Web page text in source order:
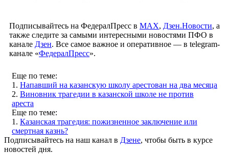
Подписывайтесь на ФедералПресс в МАХ, Дзен.Новости, а
также следите за самыми интересными новостями ПФО в
канале Дзен. Все самое важное и оперативное — в telegram-
канале «ФедералПресс».
Еще по теме:
1. Напавший на казанскую школу арестован на два месяца
2. Виновник трагедии в казанской школе не против
ареста
Еще по теме:
1. Казанская трагедия: пожизненное заключение или
смертная казнь?
Подписывайтесь на наш канал в Дзене, чтобы быть в курсе
новостей дня.